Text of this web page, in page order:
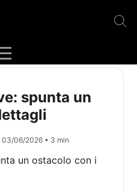
spunta un
03/06/2026 • 3 min